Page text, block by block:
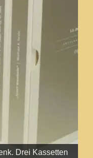
Drei Kassetten